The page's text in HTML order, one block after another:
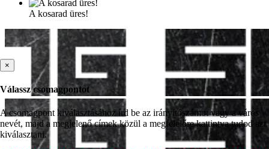
A kosarad üres!
×
Válassz csomagpontot
A csomagpont kiválasztásához írd be az irányítószámot vagy a város
nevét, majd a megjelenő címek közül a megfelelőre kattintva tudod azt
kiválasztani.